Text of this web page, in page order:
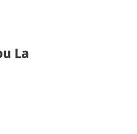
La